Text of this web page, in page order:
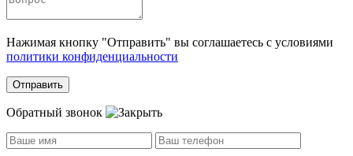
Нажимая кнопку "Отправить" вы соглашаетесь с условиями
политики конфиденциальности
Отправить
Обратный звонок